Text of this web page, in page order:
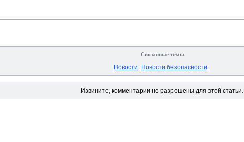
Связанные темы
Новости Новости безопасности
Извините, комментарии не разрешены для этой статьи.